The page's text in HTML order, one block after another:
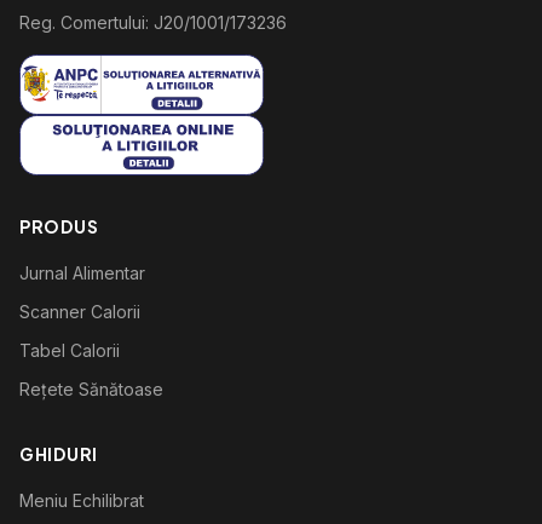
Reg. Comertului: J20/1001/173236
PRODUS
Jurnal Alimentar
Scanner Calorii
Tabel Calorii
Rețete Sănătoase
GHIDURI
Meniu Echilibrat